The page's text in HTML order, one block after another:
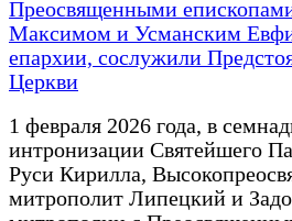
Преосвященными
Максимом и Усманским
епархии, сослужили
Церкви
1 февраля 2026 года, в
интронизации Святейшего
Руси Кирилла,
митрополит Липецкий и